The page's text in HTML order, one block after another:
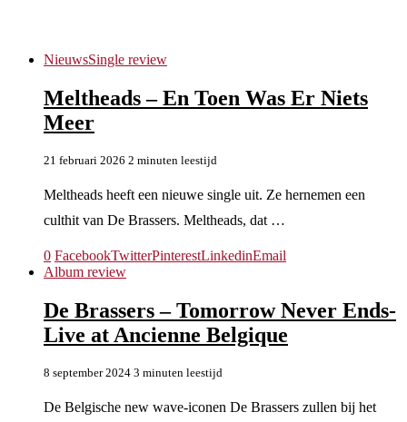
NieuwsSingle review
Meltheads – En Toen Was Er Niets
Meer
21 februari 2026 2 minuten leestijd
Meltheads heeft een nieuwe single uit. Ze hernemen een
culthit van De Brassers. Meltheads, dat …
0 FacebookTwitterPinterestLinkedinEmail
Album review
De Brassers – Tomorrow Never Ends-
Live at Ancienne Belgique
8 september 2024 3 minuten leestijd
De Belgische new wave-iconen De Brassers zullen bij het